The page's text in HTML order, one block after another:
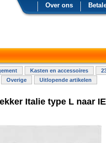
Over ons
Kasten en accessoires
Overige Uitlopende artikelen
Italie type L naar